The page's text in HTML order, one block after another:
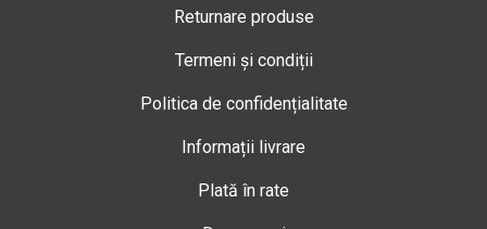
Returnare produse
Termeni și condiții
Politica de confidențialitate
Informații livrare
Plată în rate